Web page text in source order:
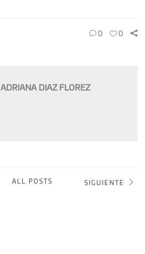
0 0
ADRIANA DIAZ FLOREZ
ALL POSTS SIGUIENTE